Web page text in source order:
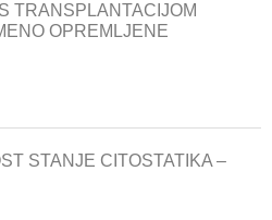
TRANSPLANTACIJOM
OPREMLJENE
STANJE CITOSTATIKA –